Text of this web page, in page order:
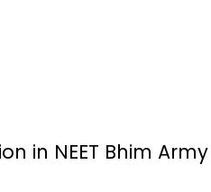
in NEET Bhim